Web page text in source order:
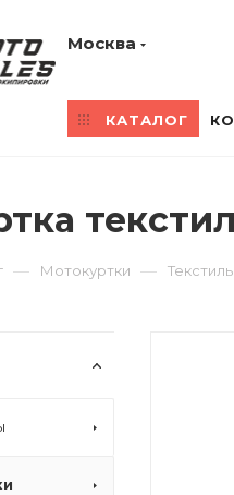
Москва
КАТАЛОГ
— Мотокуртки —